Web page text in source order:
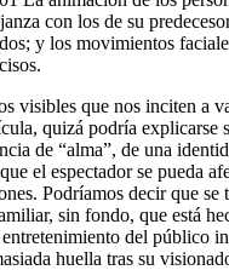
con los de su
y los movimientos
visibles que nos inciten a
quizá podría explicarse
de “alma”, de una
el espectador se pueda
Podríamos decir que se
sin fondo, que está
del público
huella tras su